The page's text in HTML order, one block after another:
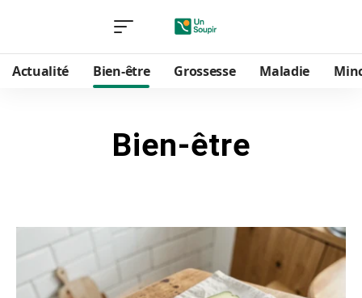
Actualité Bien-être Grossesse Maladie
Bien-être